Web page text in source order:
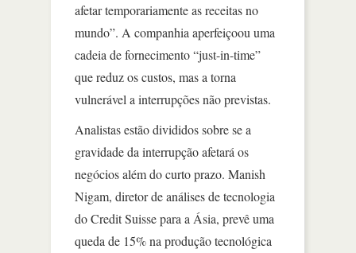
afetar temporariamente as receitas no
mundo”. A companhia aperfeiçoou uma
cadeia de fornecimento “just-in-time”
que reduz os custos, mas a torna
vulnerável a interrupções não previstas.
Analistas estão divididos sobre se a
gravidade da interrupção afetará os
negócios além do curto prazo. Manish
Nigam, diretor de análises de tecnologia
do Credit Suisse para a Ásia, prevê uma
queda de 15% na produção tecnológica